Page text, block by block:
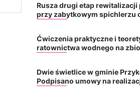
Rusza drugi etap rewitalizacji
przy zabytkowym spichlerzu
Ćwiczenia praktyczne i
ratownictwa wodnego na
Dwie świetlice w gminie
Podpisano umowy na